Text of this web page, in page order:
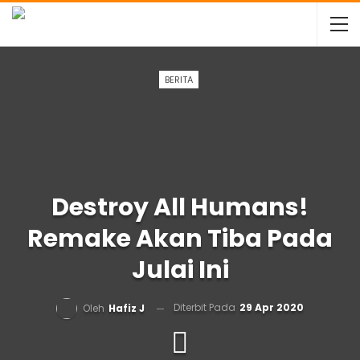
BERITA
Destroy All Humans!
Remake Akan Tiba Pada
Julai Ini
Oleh Hafiz J Diterbit Pada 29 Apr 2020